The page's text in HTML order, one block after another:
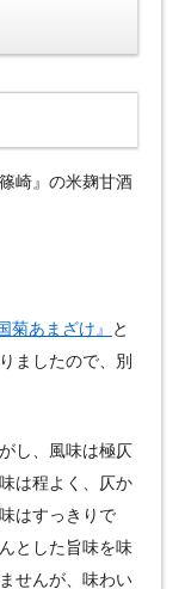
崎』の米麹甘酒
菊あまざけ』
と
ましたので、別
し、風味は極仄
は程よく、仄か
はすっきりで
とした旨味を味
せんが、味わい